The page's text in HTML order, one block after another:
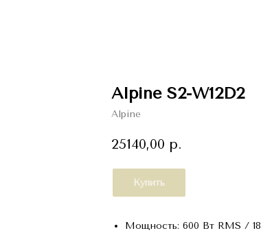
Alpine S2-W12D2
Alpine
25140,00 р.
Купить
Мощность: 600 Вт RMS /